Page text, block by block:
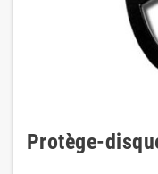
Protège-